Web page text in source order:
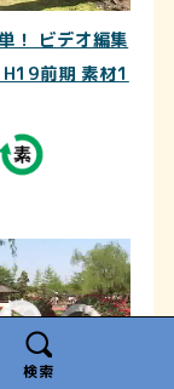
検索
！ ビデオ編集
H19前期 素材1